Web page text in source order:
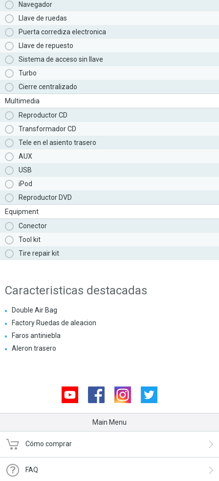
Navegador
Llave de ruedas
Puerta corrediza electronica
Llave de repuesto
Sistema de acceso sin llave
Turbo
Cierre centralizado
Multimedia
Reproductor CD
Transformador CD
Tele en el asiento trasero
AUX
USB
iPod
Reproductor DVD
Equipment
Conector
Tool kit
Tire repair kit
Caracteristicas destacadas
Double Air Bag
Factory Ruedas de aleacion
Faros antiniebla
Aleron trasero
Youtube Facebook Instagram
Main Menu
Cómo comprar
FAQ